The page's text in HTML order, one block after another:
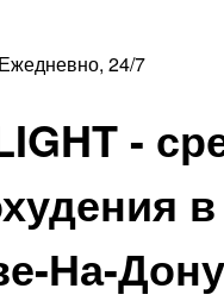
Ежедневно, 24/7
-
в
На-Дону